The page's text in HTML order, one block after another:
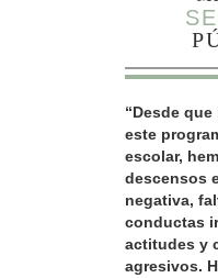
“Desde
este
escolar,
descensos
negativa,
conductas
actitudes y
agresivos.